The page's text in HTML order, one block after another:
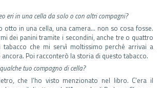
eri in una cella da solo o con altri compagni?
otto in una cella, una camera… non so cosa fosse.
dei panini tramite i secondini, anche tre o quattro
tabacco che mi servì moltissimo perché arrivai a
ancora. Poi racconterò la storia di questo tabacco.
tuo compagno di cella?
che l’ho visto menzionato nel libro. C’era il